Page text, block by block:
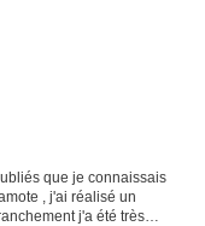
que je connaissais
, j'ai réalisé un
j'a été très